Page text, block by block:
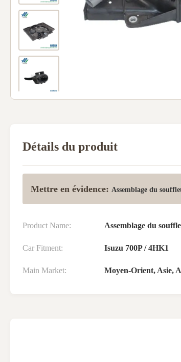
Détails du produit
Mettre en évidence: Assemblage du
Product Name: Assemblage du
Car Fitment: Isuzu 700P / 4HK1
Main Market: Moyen-Orient, Asie,